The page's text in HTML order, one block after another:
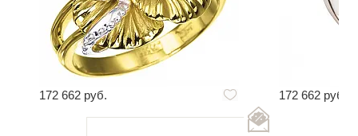
172 662 руб. 172 662 руб.